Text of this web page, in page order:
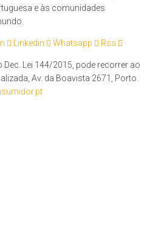
e às comunidades
Linkedin Whatsapp Rss
Lei 144/2015, pode recorrer ao
Av. da Boavista 2671, Porto.